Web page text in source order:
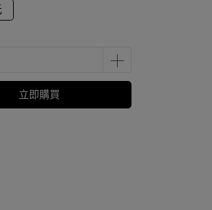
立即購買